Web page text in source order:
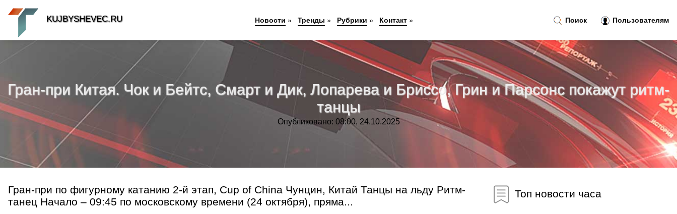
Гран-при Китая. Чок и Бейтс, Смарт и Дик, Лопарева и Бриссо, Грин и Парсонс покажут ритм-
танцы
Опубликовано: 08:00, 24.10.2025
Гран-при по фигурному катанию 2-й этап, Cup of China Чунцин, Китай Танцы на льду Ритм-
танец Начало – 09:45 по московскому времени (24 октября), пряма...
Топ новости часа
Поиск Пользователям
KUJBYSHEVEC.RU Новости » Тренды » Рубрики » Контакт»